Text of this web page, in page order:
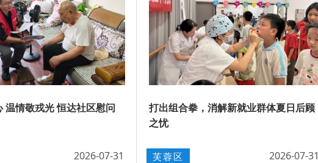
温情敬戎光 恒达社区慰问
2026-07-31
打出组合拳，消解新就业群体夏日后顾
之忧
芙蓉区 2026-07-31